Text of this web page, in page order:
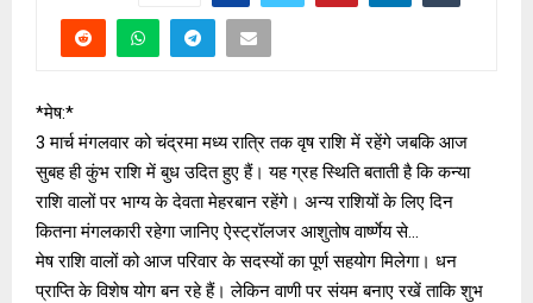
*मेष:*
3 मार्च मंगलवार को चंद्रमा मध्य रात्रि तक वृष राशि में रहेंगे जबकि आज
सुबह ही कुंभ राशि में बुध उदित हुए हैं। यह ग्रह स्थिति बताती है कि कन्या
राशि वालों पर भाग्य के देवता मेहरबान रहेंगे। अन्य राशियों के लिए दिन
कितना मंगलकारी रहेगा जानिए ऐस्ट्रॉलजर आशुतोष वार्ष्णेय से…
मेष राशि वालों को आज परिवार के सदस्यों का पूर्ण सहयोग मिलेगा। धन
प्राप्ति के विशेष योग बन रहे हैं। लेकिन वाणी पर संयम बनाए रखें ताकि शुभ